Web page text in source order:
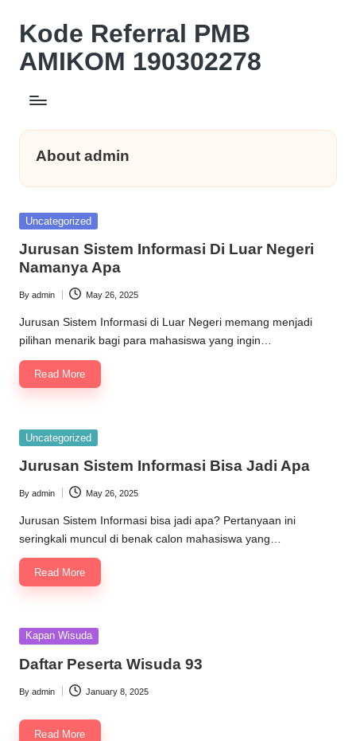
content
Kode Referral PMB
AMIKOM 190302278
Relasi
UKT
10%
About admin
Posted
Uncategorized
Jurusan Sistem Informasi Di Luar Negeri
Namanya Apa
Posted
by
By admin May 26, 2025
Jurusan Sistem Informasi di Luar Negeri memang menjadi
pilihan menarik bagi para mahasiswa yang ingin…
Read More
Posted
Uncategorized
Jurusan Sistem Informasi Bisa Jadi Apa
Posted
by
By admin May 26, 2025
Jurusan Sistem Informasi bisa jadi apa? Pertanyaan ini
seringkali muncul di benak calon mahasiswa yang…
Read More
Posted
Kapan Wisuda
Daftar Peserta Wisuda 93
Posted
By admin January 8, 2025
Read More